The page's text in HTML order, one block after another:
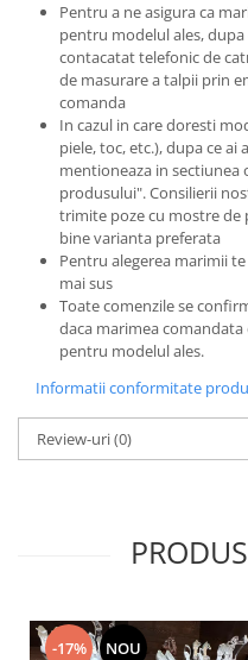
Pentru a ne asigura ca
pentru modelul ales,
contacatat telefonic de
de masurare a talpii prin
comanda
In cazul in care doresti
piele, toc, etc.), dupa ce
mentioneaza in sectiunea
produsului". Consilierii
trimite poze cu mostre de
bine varianta preferata
Pentru alegerea marimii
mai sus
Toate comenzile se
daca marimea
pentru modelul ales.
Informatii conformitate
Review-uri(0)
-17% NOU